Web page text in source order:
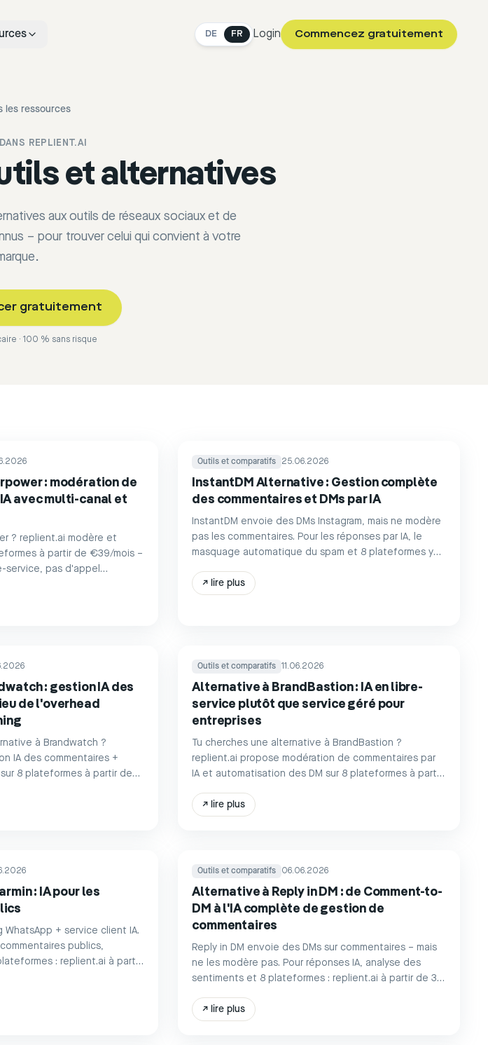
DE FR Login Commencez gratuitement
les ressources
REPLIENT.AI
et alternatives
aux outils de réseaux sociaux et de
– pour trouver celui qui convient à votre
gratuitement
· 100 % sans risque
: modération de
avec multi-canal et
? replient.ai modère et
à partir de €39/mois –
service, pas d'appel
Outils et comparatifs 25.06.2026
InstantDM Alternative : Gestion complète
des commentaires et DMs par IA
InstantDM envoie des DMs Instagram, mais ne modère
pas les commentaires. Pour les réponses par IA, le
masquage automatique du spam et 8 plateformes y
↗ lire plus
: gestion IA des
de l'overhead
à Brandwatch ?
IA des commentaires +
8 plateformes à partir de
Outils et comparatifs 11.06.2026
Alternative à BrandBastion : IA en libre-
service plutôt que service géré pour
entreprises
Tu cherches une alternative à BrandBastion ?
replient.ai propose modération de commentaires par
IA et automatisation des DM sur 8 plateformes à partir
immédiatement.
↗ lire plus
: IA pour les
WhatsApp + service client IA.
publics,
: replient.ai à partir
Outils et comparatifs 06.06.2026
Alternative à Reply in DM : de Comment-to-
DM à l'IA complète de gestion de
commentaires
Reply in DM envoie des DMs sur commentaires – mais
ne les modère pas. Pour réponses IA, analyse des
sentiments et 8 plateformes : replient.ai à partir de 39
↗ lire plus